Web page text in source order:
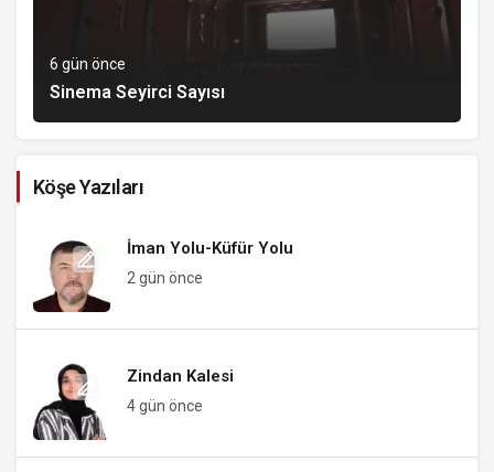
6 gün önce
Sinema Seyirci Sayısı
Köşe Yazıları
İman Yolu-Küfür Yolu
2 gün önce
Zindan Kalesi
4 gün önce